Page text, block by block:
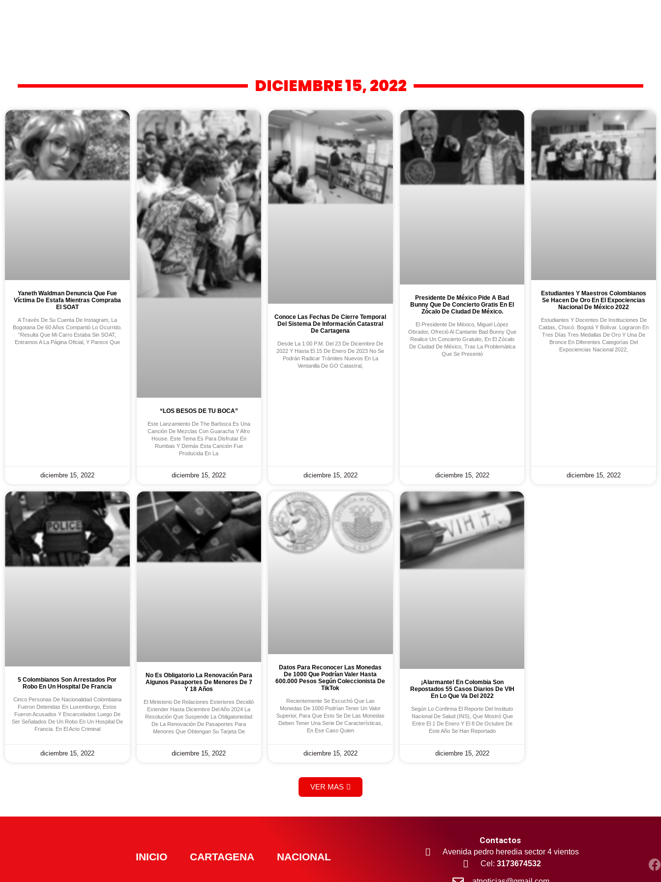
DICIEMBRE 15, 2022
Yaneth Waldman Denuncia Que Fue
Víctima De Estafa Mientras Compraba
El SOAT
A Través De Su Cuenta De Instagram, La
Bogotana De 60 Años Compartió Lo Ocurrido.
“Resulta Que Mi Carro Estaba Sin SOAT,
Entramos A La Página Oficial, Y Parece Que
diciembre 15, 2022
“LOS BESOS DE TU BOCA”
Este Lanzamiento De The Barboza Es Una
Canción De Mezclas Con Guaracha Y Afro
House. Este Tema Es Para Disfrutar En
Rumbas Y Demás Esta Canción Fue
Producida En La
diciembre 15, 2022
Conoce Las Fechas De Cierre Temporal
Del Sistema De Información Catastral
De Cartagena
Desde La 1:00 P.m. Del 23 De Diciembre De
2022 Y Hasta El 15 De Enero De 2023 No Se
Podrán Radicar Trámites Nuevos En La
Ventanilla De GO Catastral,
diciembre 15, 2022
Presidente De México Pide A Bad
Bunny Que De Concierto Gratis En El
Zócalo De Ciudad De México.
El Presidente De México, Miguel López
Obrador, Ofreció Al Cantante Bad Bunny Que
Realice Un Concierto Gratuito, En El Zócalo
De Ciudad De México, Tras La Problemática
Que Se Presentó
diciembre 15, 2022
Estudiantes Y Maestros Colombianos
Se Hacen De Oro En El Expociencias
Nacional De México 2022
Estudiantes Y Docentes De Instituciones De
Caldas, Chocó. Bogotá Y Bolívar. Lograron En
Tres Días Tres Medallas De Oro Y Una De
Bronce En Diferentes Categorías Del
Expociencias Nacional 2022,
diciembre 15, 2022
5 Colombianos Son Arrestados Por
Robo En Un Hospital De Francia
Cinco Personas De Nacionalidad Colombiana
Fueron Detenidas En Luxemburgo, Estos
Fueron Acusados Y Encarcelados Luego De
Ser Señalados De Un Robo En Un Hospital De
Francia. En El Acto Criminal
diciembre 15, 2022
No Es Obligatorio La Renovación Para
Algunos Pasaportes De Menores De 7
Y 18 Años
El Ministerio De Relaciones Exteriores Decidió
Extender Hasta Diciembre Del Año 2024 La
Resolución Que Suspende La Obligatoriedad
De La Renovación De Pasaportes Para
Menores Que Obtengan Su Tarjeta De
diciembre 15, 2022
Datos Para Reconocer Las Monedas
De 1000 Que Podrían Valer Hasta
600.000 Pesos Según Coleccionista De
TikTok
Recientemente Se Escuchó Que Las
Monedas De 1000 Podrían Tener Un Valor
Superior, Para Que Esto Se De Las Monedas
Deben Tener Una Serie De Características,
En Ese Caso Quien
diciembre 15, 2022
¡Alarmante! En Colombia Son
Repostados 55 Casos Diarios De VIH
En Lo Que Va Del 2022
Según Lo Confirma El Reporte Del Instituto
Nacional De Salud (INS), Que Mostró Que
Entre El 1 De Enero Y El 8 De Octubre De
Este Año Se Han Reportado
diciembre 15, 2022
VER MAS
INICIO CARTAGENA NACIONAL
Contactos
Avenida pedro heredia sector 4 vientos
Cel:3173674532